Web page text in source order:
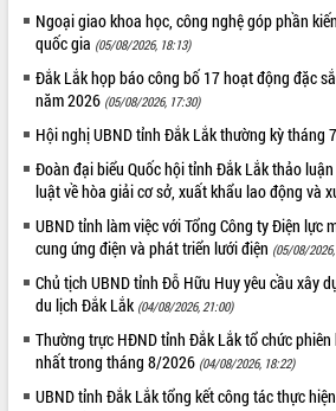
Nâng cao hiệu quả hoạt động của các
doanh nghiệp nhà nước
Hội nghị triển khai kết nối mạng
truyền số liệu chuyên dùng phục vụ cơ
quan Đảng, Nhà nước
Lễ phát động chuỗi hoạt động chung
tay làm sạch môi trường
Xã Ea Kar bước chuyển mình trong
công tác cải cách hành chính mô hình
mới
UBND tỉnh họp báo định kỳ tháng 4
năm 2026
Hội thảo khoa học “Giải pháp thúc đẩy
phát triển nền kinh tế xanh tại tỉnh
Đắk Lắk”
Tăng cường giám sát, đôn đốc thực
Ngoại giao khoa học, công nghệ góp phần
quốc gia (05/08/2026, 18:13)
Đắk Lắk họp báo công bố 17 hoạt động đặc
năm 2026 (05/08/2026, 17:30)
Hội nghị UBND tỉnh Đắk Lắk thường kỳ tháng
Đoàn đại biểu Quốc hội tỉnh Đắk Lắk thảo
luật về hòa giải cơ sở, xuất khẩu lao động và
UBND tỉnh làm việc với Tổng Công ty Điện lực
cung ứng điện và phát triển lưới điện (05/08/
Chủ tịch UBND tỉnh Đỗ Hữu Huy yêu cầu xây
du lịch Đắk Lắk (04/08/2026, 21:00)
Thường trực HĐND tỉnh Đắk Lắk tổ chức
nhất trong tháng 8/2026 (04/08/2026, 18:22)
UBND tỉnh Đắk Lắk tổng kết công tác thực